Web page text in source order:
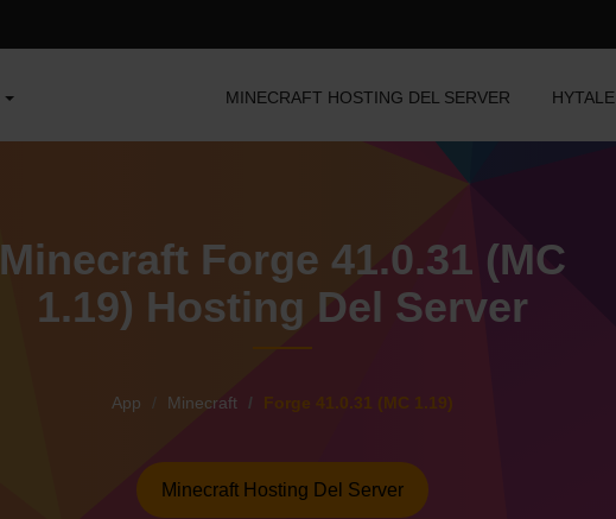
MINECRAFT HOSTING DEL SERVER HYTALE
Minecraft Forge 41.0.31 (MC
1.19) Hosting Del Server
App Minecraft Forge 41.0.31 (MC 1.19)
Minecraft Hosting Del Server